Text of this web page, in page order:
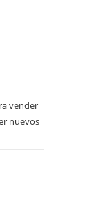
vender
nuevos